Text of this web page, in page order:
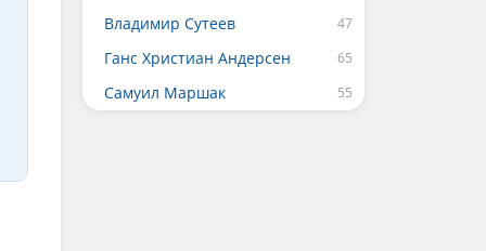
Владимир Сутеев
Ганс Христиан Андерсен
Самуил Маршак